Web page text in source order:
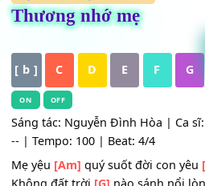
HỢP ÂM,
Thương nhớ mẹ
[ b ] C D E F
ON OFF
Sáng tác: Nguyễn Đình Hòa |